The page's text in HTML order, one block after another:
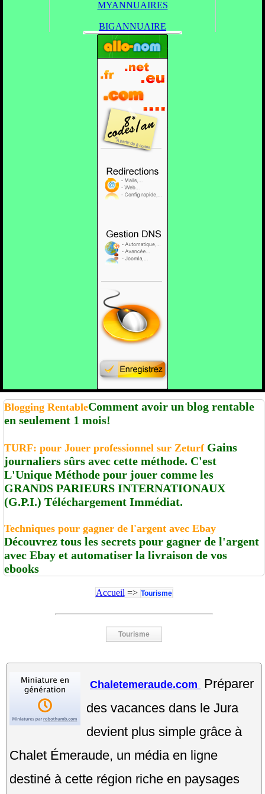
MYANNUAIRES
BIGANNUAIRE
Blogging RentableComment avoir un blog rentable
en seulement 1 mois!
TURF: pour Jouer professionnel sur ZeturfGains
journaliers sûrs avec cette méthode. C'est
L'Unique Méthode pour jouer comme les
GRANDS PARIEURS INTERNATIONAUX
(G.P.I.) Téléchargement Immédiat.
Techniques pour gagner de l'argent avec Ebay
Découvrez tous les secrets pour gagner de l'argent
avec Ebay et automatiser la livraison de vos
ebooks
Accueil => Tourisme
Tourisme
Chaletemeraude.com
Préparer
des vacances dans le Jura
devient plus simple grâce à
Chalet Émeraude, un média en ligne
destiné à cette région riche en paysages